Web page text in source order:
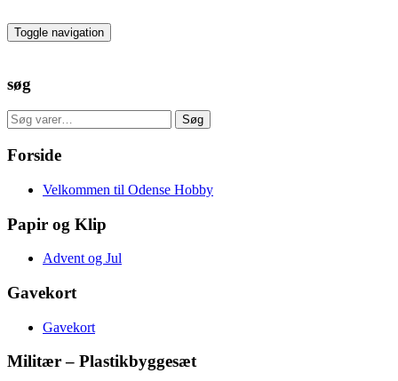
to
the
Toggle navigation
søg
Søg
efter:
Søg
Forside
Velkommen til Odense Hobby
Papir og Klip
Advent og Jul
Gavekort
Gavekort
Militær – Plastikbyggesæt